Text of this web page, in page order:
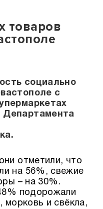
товаров
социально
с
Департамента
отметили, что
на 56%, свежие
– на 30%.
подорожали
морковь и свёкла,